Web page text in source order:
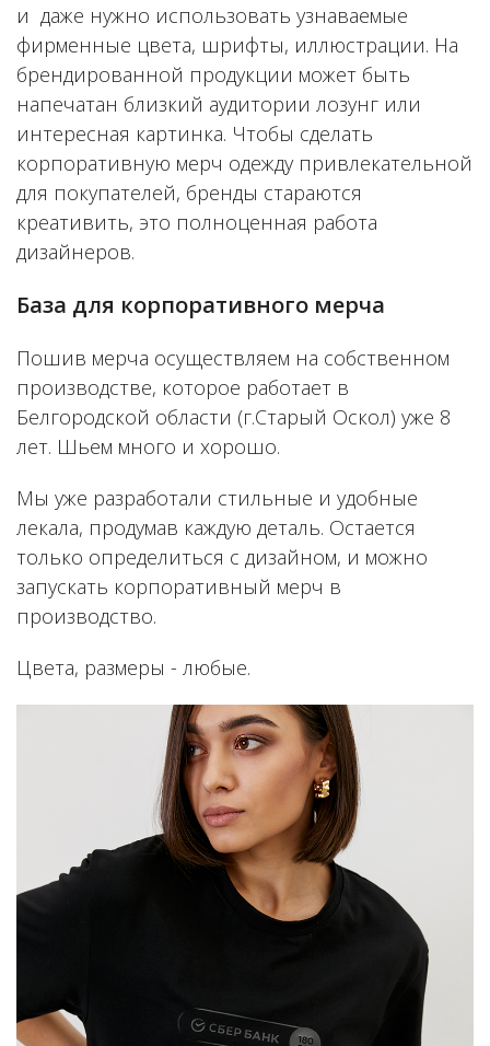
и даже нужно использовать узнаваемые
фирменные цвета, шрифты, иллюстрации. На
брендированной продукции может быть
напечатан близкий аудитории лозунг или
интересная картинка. Чтобы сделать
корпоративную мерч одежду привлекательной
для покупателей, бренды стараются
креативить, это полноценная работа
дизайнеров.
База для корпоративного мерча
Пошив мерча осуществляем на собственном
производстве, которое работает в
Белгородской области (г.Старый Оскол) уже 8
лет. Шьем много и хорошо.
Мы уже разработали стильные и удобные
лекала, продумав каждую деталь. Остается
только определиться с дизайном, и можно
запускать корпоративный мерч в
производство.
Цвета, размеры - любые.